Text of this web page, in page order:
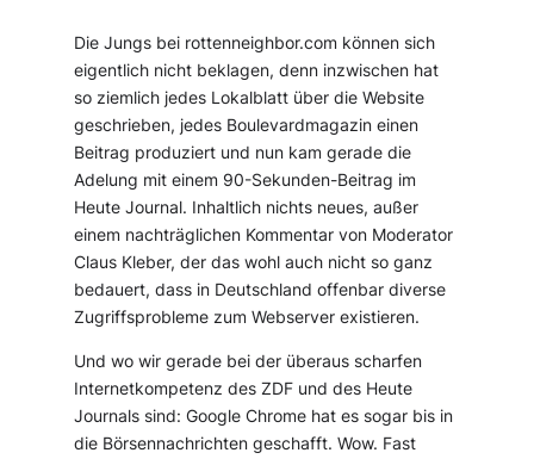
Die Jungs bei rottenneighbor.com können sich
eigentlich nicht beklagen, denn inzwischen hat
so ziemlich jedes Lokalblatt über die Website
geschrieben, jedes Boulevardmagazin einen
Beitrag produziert und nun kam gerade die
Adelung mit einem 90-Sekunden-Beitrag im
Heute Journal. Inhaltlich nichts neues, außer
einem nachträglichen Kommentar von Moderator
Claus Kleber, der das wohl auch nicht so ganz
bedauert, dass in Deutschland offenbar diverse
Zugriffsprobleme zum Webserver existieren.
Und wo wir gerade bei der überaus scharfen
Internetkompetenz des ZDF und des Heute
Journals sind: Google Chrome hat es sogar bis in
die Börsennachrichten geschafft. Wow. Fast